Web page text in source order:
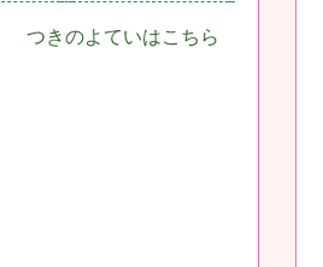
つきのよていはこちら